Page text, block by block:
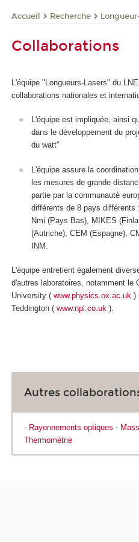
Accueil Recherche
Collaborations
L'équipe "Longueurs-Lasers" du
collaborations nationales et
L'équipe est impliquée, ainsi
dans le développement du
du watt"
L'équipe assure la
les mesures de grande
partie par la communauté
différents de 8 pays différents
Nmi (Pays Bas), MIKES
(Autriche), CEM (Espagne),
INM.
L'équipe entretient également
d'autres laboratoires, notamment le
University ( www.physics.ox.ac.uk )
Teddington ( www.npl.co.uk ).
Autres
- Rayonnements optiques -
Thermométrie